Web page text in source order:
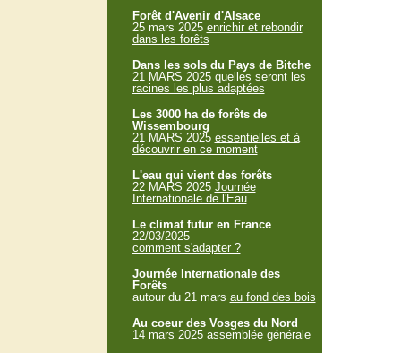
Forêt d'Avenir d'Alsace
25 mars 2025 enrichir et rebondir
dans les forêts
Dans les sols du Pays de Bitche
21 MARS 2025 quelles seront les
racines les plus adaptées
Les 3000 ha de forêts de
Wissembourg
21 MARS 2025 essentielles et à
découvrir en ce moment
L'eau qui vient des forêts
22 MARS 2025 Journée
Internationale de l'Eau
Le climat futur en France
22/03/2025
comment s'adapter ?
Journée Internationale des
Forêts
autour du 21 mars au fond des bois
Au coeur des Vosges du Nord
14 mars 2025 assemblée générale